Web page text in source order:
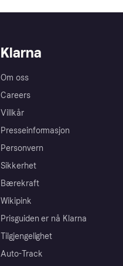
Klarna
Om oss
Careers
Villkår
Presseinformasjon
Personvern
Sikkerhet
Bærekraft
Wikipink
Prisguiden er nå Klarna
Tilgjengelighet
Auto-Track